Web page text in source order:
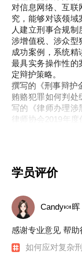
对信息网络、互
究，能够对该领
人建立刑事合规制
涉增值税、涉众型
成功案例，系统精
最具实务操作性的
定辩护策略。
撰写的《刑事辩护
贿赂犯罪如何判处
写的《律师办理涉
律师协会2019年
学员评价
Candy🍬晖
感谢专业意见 帮助
如何应对复杂